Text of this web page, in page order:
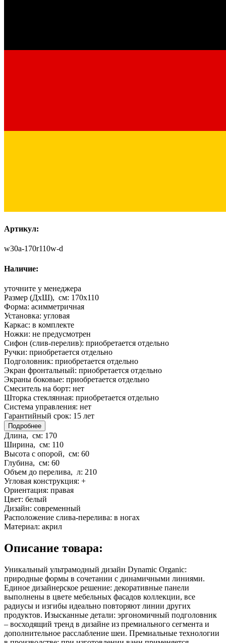
Артикул:
w30a-170r110w-d
Наличие:
уточните у менеджера
Размер (ДхШ), см: 170x110
Форма: асимметричная
Установка: угловая
Каркас: в комплекте
Ножки: не предусмотрен
Сифон (слив-перелив): приобретается отдельно
Ручки: приобретается отдельно
Подголовник: приобретается отдельно
Экран фронтальный: приобретается отдельно
Экраны боковые: приобретается отдельно
Смеситель на борт: нет
Шторка стеклянная: приобретается отдельно
Система управления: нет
Гарантийный срок: 15 лет
Подробнее
Длина, см: 170
Ширина, см: 110
Высота с опорой, см: 60
Глубина, см: 60
Объем до перелива, л: 210
Угловая конструкция: +
Ориентация: правая
Цвет: белый
Дизайн: современный
Расположение слива-перелива: в ногах
Материал: акрил
Описание товара:
Уникальный ультрамодный дизайн Dynamic Organic:
природные формы в сочетании с динамичными линиями.
Единое дизайнерское решение: декоративные панели
выполнены в цвете мебельных фасадов коллекции, все
радиусы и изгибы идеально повторяют линии других
продуктов. Изысканные детали: эргономичный подголовник
– восходящий тренд в дизайне из премиального сегмента и
дополнительное расслабление шеи. Премиальные технологии